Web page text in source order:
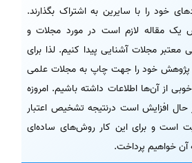
خود را با سایرین به اشتراک بگذارند.
یک مقاله لازم است در مورد مجلات و
مجلات آشنایی پیدا کنیم. لذا برای
پژوهش خود را جهت چاپ به مجلات علمی
از آن‌ها اطلاعات داشته باشیم. امروزه
حال افزایش است درنتیجه تشخیص اعتبار
است و برای این کار روش‌های ساده‌ای
آن خواهیم پرداخت.